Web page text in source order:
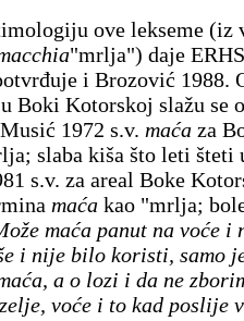
ove lekseme (iz
"mrlja") daje
i Brozović 1988.
Boki Kotorskoj slažu se
1972 s.v. maća za
slaba kiša što leti šteti
s.v. za areal Boke
maća kao "mrlja;
maća panut na voće i
i nije bilo koristi, samo
a o lozi i da ne
voće i to kad poslije